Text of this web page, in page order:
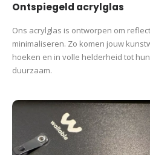
Ontspiegeld acrylglas
Ons acrylglas is ontworpen om
minimaliseren. Zo komen jouw
hoeken en in volle helderheid tot
duurzaam.